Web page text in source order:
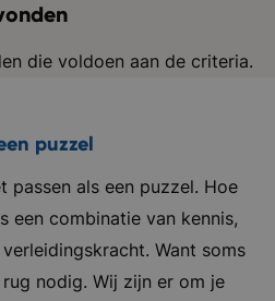
die voldoen aan de criteria.
puzzel
passen als een puzzel. Hoe
een combinatie van kennis,
Want soms
nodig. Wij zijn er om je